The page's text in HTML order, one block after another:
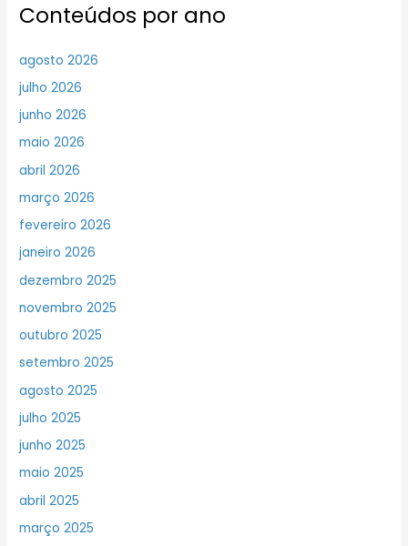
Conteúdos por ano
agosto 2026
julho 2026
junho 2026
maio 2026
abril 2026
março 2026
fevereiro 2026
janeiro 2026
dezembro 2025
novembro 2025
outubro 2025
setembro 2025
agosto 2025
julho 2025
junho 2025
maio 2025
abril 2025
março 2025